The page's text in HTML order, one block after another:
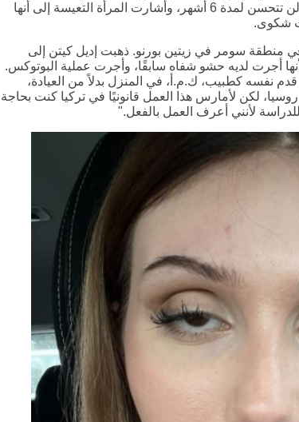
جفن عينها اليسرى، وعلمت أن هذه الحالة لن تتحسن لمدة 6 أشهر، وأشارت المرأة التعيسة إلى أنها
شكوى.
سكني في منطقة سومر في زيتين بورنو. ذهبت إديل كيتن إلى
أجرت لديه حشو شفاه سابقًا، وأجرت عملية البوتوكس.
كطبيب، ك.م.أ، في المنزل بدلاً من العيادة،
لكن لأمارس هذا العمل قانونيًا في تركيا كنت بحاجة
لأنني أعرف العمل بالفعل."